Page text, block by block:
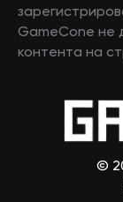
GameCone не
контента на
©